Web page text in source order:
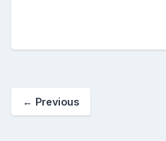
← Previous